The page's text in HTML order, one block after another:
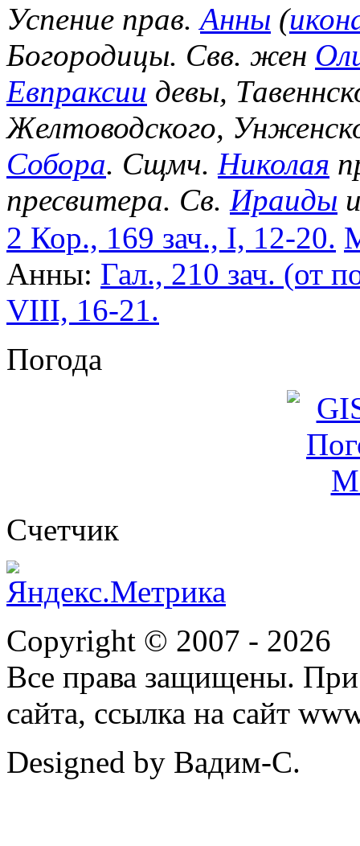
Успение прав.Анны (
Богородицы. Свв. жен
Евпраксии девы,
Желтоводского,
Собора. Сщмч. Николая
пресвитера. Св. Ираиды
2 Кор., 169 зач., I, 12-20.
Анны: Гал., 210 зач. (от
VIII, 16-21.
Погода
Cчетчик
Copyright © 2007 - 2026
Все права защищены. При
сайта, ссылка на сайт
Designed by Вадим-С.